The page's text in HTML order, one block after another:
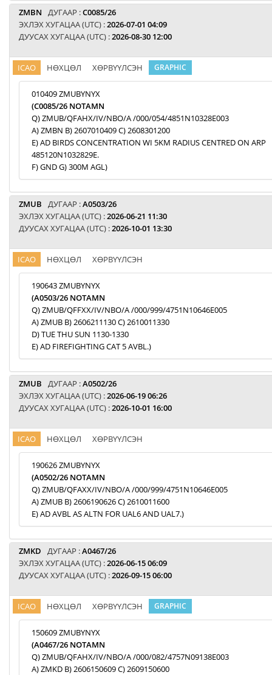
ZMBN ДУГААР :C0085/26
ЭХЛЭХ ХУГАЦАА (UTC) :2026-07-01 04:09
ДУУСАХ ХУГАЦАА (UTC) :2026-08-30 12:00
ICAO НӨХЦӨЛ ХӨРВҮҮЛСЭН GRAPHIC
010409 ZMUBYNYX
(C0085/26 NOTAMN
Q) ZMUB/QFAHX/IV/NBO/A /000/054/4851N10328E003
A) ZMBN B) 2607010409 C) 2608301200
E) AD BIRDS CONCENTRATION WI 5KM RADIUS CENTRED ON ARP
485120N1032829E.
F) GND G) 300M AGL)
ZMUB ДУГААР :A0503/26
ЭХЛЭХ ХУГАЦАА (UTC) :2026-06-21 11:30
ДУУСАХ ХУГАЦАА (UTC) :2026-10-01 13:30
ICAO НӨХЦӨЛ ХӨРВҮҮЛСЭН
190643 ZMUBYNYX
(A0503/26 NOTAMN
Q) ZMUB/QFFXX/IV/NBO/A /000/999/4751N10646E005
A) ZMUB B) 2606211130 C) 2610011330
D) TUE THU SUN 1130-1330
E) AD FIREFIGHTING CAT 5 AVBL.)
ZMUB ДУГААР :A0502/26
ЭХЛЭХ ХУГАЦАА (UTC) :2026-06-19 06:26
ДУУСАХ ХУГАЦАА (UTC) :2026-10-01 16:00
ICAO НӨХЦӨЛ ХӨРВҮҮЛСЭН
190626 ZMUBYNYX
(A0502/26 NOTAMN
Q) ZMUB/QFAXX/IV/NBO/A /000/999/4751N10646E005
A) ZMUB B) 2606190626 C) 2610011600
E) AD AVBL AS ALTN FOR UAL6 AND UAL7.)
ZMKD ДУГААР :A0467/26
ЭХЛЭХ ХУГАЦАА (UTC) :2026-06-15 06:09
ДУУСАХ ХУГАЦАА (UTC) :2026-09-15 06:00
ICAO НӨХЦӨЛ ХӨРВҮҮЛСЭН GRAPHIC
150609 ZMUBYNYX
(A0467/26 NOTAMN
Q) ZMUB/QFAHX/IV/NBO/A /000/082/4757N09138E003
A) ZMKD B) 2606150609 C) 2609150600